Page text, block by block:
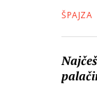
ŠPAJZA